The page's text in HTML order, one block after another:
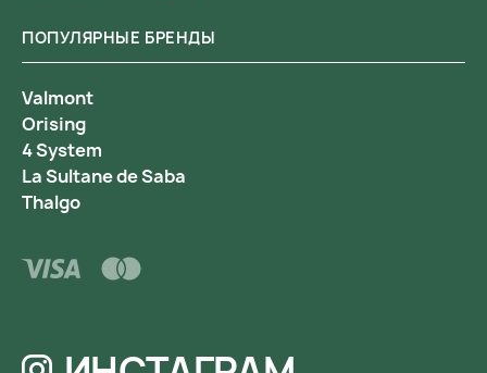
ПОПУЛЯРНЫЕ БРЕНДЫ
Valmont
Orising
4 System
La Sultane de Saba
Thalgo